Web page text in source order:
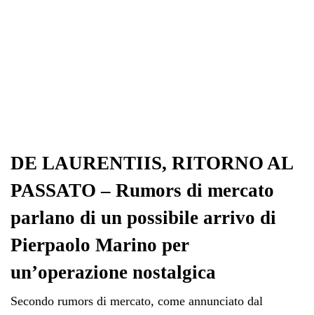
DE LAURENTIIS, RITORNO AL
PASSATO – Rumors di mercato
parlano di un possibile arrivo di
Pierpaolo Marino per
un’operazione nostalgica
Secondo rumors di mercato, come annunciato dal